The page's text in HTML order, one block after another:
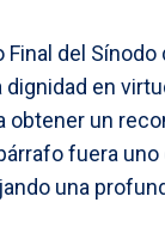
Final del
en
un
fuera
una